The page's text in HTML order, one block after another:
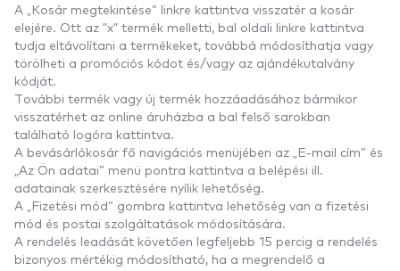
A „Kosár megtekintése” linkre kattintva visszatér a kosár
elejére. Ott az "x" termék melletti, bal oldali linkre kattintva
tudja eltávolítani a termékeket, továbbá módosíthatja vagy
törölheti a promóciós kódot és/vagy az ajándékutalvány
kódját.
További termék vagy új termék hozzáadásához bármikor
visszatérhet az online áruházba a bal felső sarokban
található logóra kattintva.
A bevásárlókosár fő navigációs menüjében az „E-mail cím” és
„Az Ön adatai” menü pontra kattintva a belépési ill.
adatainak szerkesztésére nyílik lehetőség.
A „Fizetési mód” gombra kattintva lehetőség van a fizetési
mód és postai szolgáltatások módosítására.
A rendelés leadását követően legfeljebb 15 percig a rendelés
bizonyos mértékig módosítható, ha a megrendelő a